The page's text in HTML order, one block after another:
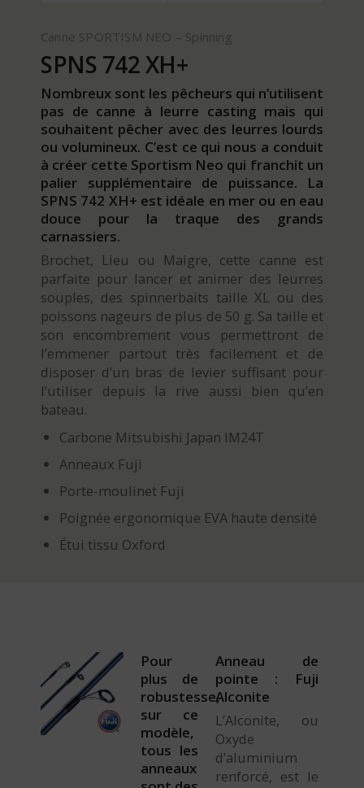
Canne SPORTISM NEO – Spinning
SPNS 742 XH+
Nombreux sont les pêcheurs qui n’utilisent
pas de canne à leurre casting mais qui
souhaitent pêcher avec des leurres lourds
ou volumineux. C’est ce qui nous a conduit
à créer cette Sportism Neo qui franchit un
palier supplémentaire de puissance. La
SPNS 742 XH+ est idéale en mer ou en eau
douce pour la traque des grands
carnassiers.
Brochet, Lieu ou Maigre, cette canne est
parfaite pour lancer et animer des leurres
souples, des spinnerbaits taille XL ou des
poissons nageurs de plus de 50 g. Sa taille et
son encombrement vous permettront de
l’emmener partout très facilement et de
disposer d’un bras de levier suffisant pour
l’utiliser depuis la rive aussi bien qu’en
bateau.
Carbone Mitsubishi Japan IM24T
Anneaux Fuji
Porte-moulinet Fuji
Poignée ergonomique EVA haute densité
Étui tissu Oxford
Pour
plus de
robustesse,
sur ce
modèle,
tous les
anneaux
Anneau de
pointe : Fuji
Alconite
L’Alconite, ou
Oxyde
d’aluminium
renforcé, est le